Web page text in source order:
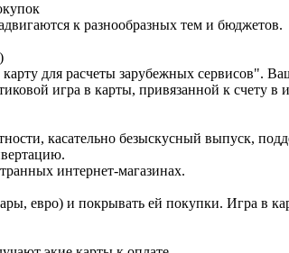
к разнообразных тем и бюджетов.
для расчеты зарубежных сервисов".
игра в карты, привязанной к счету в
касательно безыскусный выпуск,
интернет-магазинах.
евро) и покрывать ей покупки. Игра в